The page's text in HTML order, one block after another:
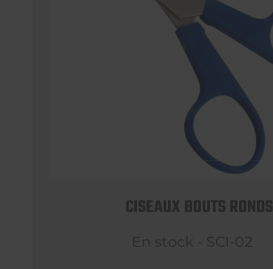
CISEAUX BOUTS RONDS
En stock - SCI-02